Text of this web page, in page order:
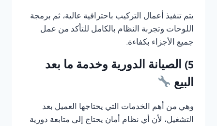
يتم تنفيذ أعمال التركيب باحترافية عالية، ثم برمجة
اللوحات وتجربة النظام بالكامل للتأكد من عمل
جميع الأجزاء بكفاءة.
5) الصيانة الدورية وخدمة ما بعد
البيع
وهي من أهم الخدمات التي يحتاجها العميل بعد
التشغيل، لأن أي نظام أمان يحتاج إلى متابعة دورية